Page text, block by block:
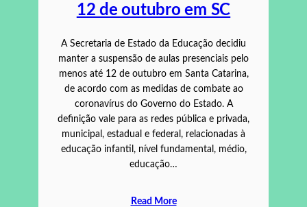
12 de outubro em SC
A Secretaria de Estado da Educação decidiu
manter a suspensão de aulas presenciais pelo
menos até 12 de outubro em Santa Catarina,
de acordo com as medidas de combate ao
coronavírus do Governo do Estado. A
definição vale para as redes pública e privada,
municipal, estadual e federal, relacionadas à
educação infantil, nível fundamental, médio,
educação…
Read More